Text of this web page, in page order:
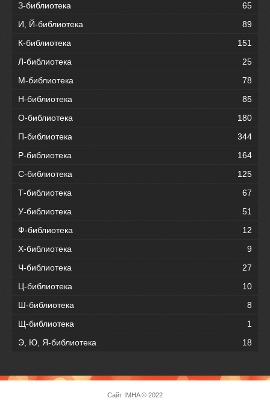
З-библиотека
65
И, Й-библиотека
89
К-библиотека
151
Л-библиотека
25
М-библиотека
78
Н-библиотека
85
О-библиотека
180
П-библиотека
344
Р-библиотека
164
С-библиотека
125
Т-библиотека
67
У-библиотека
51
Ф-библиотека
12
Х-библиотека
9
Ч-библиотека
27
Ц-библиотека
10
Ш-библиотека
8
Щ-библиотека
1
Э, Ю, Я-библиотека
18
Сайт IMHA© 2022